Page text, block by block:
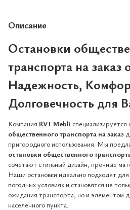
Описание
Остановки
транспорта на
Надежность,
Долговечность для
Компания RVT Mebli специализируется
общественного транспорта на заказ
пригородного использования. Мы
остановки общественного
сочетают стильный дизайн, прочные
Наши остановки идеально подходят
погодных условиях и становятся не
ожидания транспорта, но и элементом
населённого пункта.